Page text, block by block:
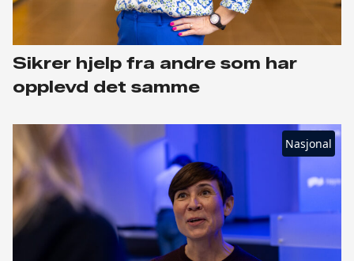
Sikrer hjelp fra andre som har
opplevd det samme
Nasjonal